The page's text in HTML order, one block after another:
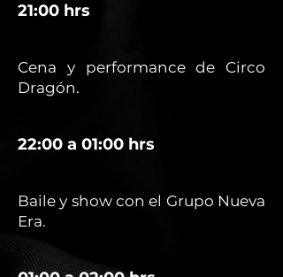
21:00 hrs
Cena y performance de Circo
Dragón.
22:00 a 01:00 hrs
Baile y show con el Grupo Nueva
Era.